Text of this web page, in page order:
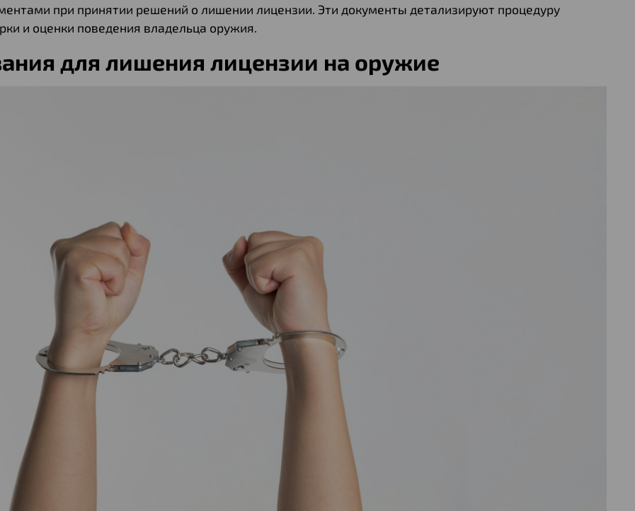
при принятии решений о лишении лицензии. Эти документы детализируют процедуру
и оценки поведения владельца оружия.
для лишения лицензии на оружие